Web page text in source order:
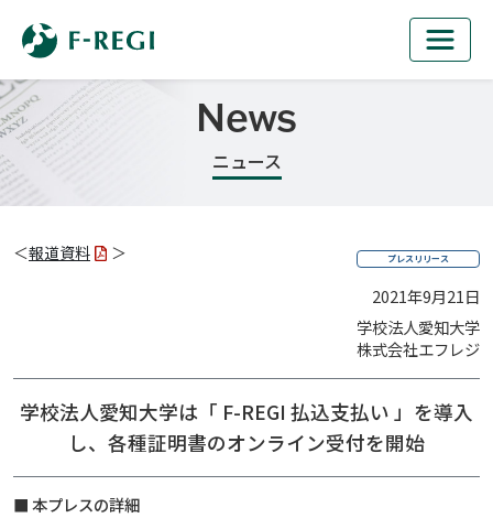
News
ニュース
＜報道資料 ＞ プレスリリース
2021年9月21日
学校法人愛知大学
株式会社エフレジ
学校法人愛知大学は「 F-REGI 払込支払い 」を導入
し、 各種証明書のオンライン受付を開始
■ 本プレスの詳細